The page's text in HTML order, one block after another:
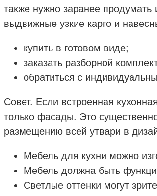
также нужно заранее
выдвижные узкие карго и
купить в готовом виде;
заказать разборной
обратиться с
Совет. Если встроенная
только фасады. Это
размещению всей утвари в
Мебель для кухни можно
Мебель должна быть
Светлые оттенки могут